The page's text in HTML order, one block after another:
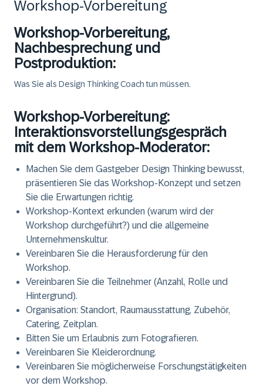
Workshop-Vorbereitung
Workshop-Vorbereitung,
Nachbesprechung und
Postproduktion:
Was Sie als Design Thinking Coach tun müssen.
Workshop-Vorbereitung:
Interaktionsvorstellungsgespräch
mit dem Workshop-Moderator:
Machen Sie dem Gastgeber Design Thinking bewusst,
präsentieren Sie das Workshop-Konzept und setzen
Sie die Erwartungen richtig.
Workshop-Kontext erkunden (warum wird der
Workshop durchgeführt?) und die allgemeine
Unternehmenskultur.
Vereinbaren Sie die Herausforderungfür den
Workshop.
Vereinbaren Sie die Teilnehmer (Anzahl, Rolle und
Hintergrund).
Organisation: Standort, Raumausstattung, Zubehör,
Catering, Zeitplan.
Bitten Sie um Erlaubnis zum Fotografieren.
Vereinbaren Sie Kleiderordnung.
Vereinbaren Sie möglicherweise Forschungstätigkeiten
vor dem Workshop.